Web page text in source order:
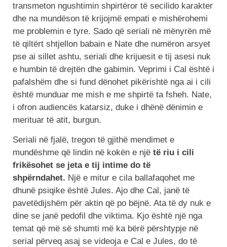
transmeton ngushtimin shpirtëror të secilido karakter
dhe na mundëson të krijojmë empati e mishërohemi
me problemin e tyre. Sado që seriali në mënyrën më
të qiltërt shtjellon babain e Nate dhe numëron arsyet
pse ai sillet ashtu, seriali dhe krijuesit e tij asesi nuk
e humbin të drejtën dhe gabimin. Veprimi i Cal është i
pafalshëm dhe si fund dënohet pikërishtë nga ai i cili
është munduar me mish e me shpirtë ta fsheh. Nate,
i ofron audiencës katarsiz, duke i dhënë dënimin e
merituar të atit, burgun.
Seriali në fjalë, tregon të gjithë mendimet e
mundëshme që lindin në kokën e një të riu i cili
frikësohet se jeta e tij intime do të
shpërndahet. Një e mitur e cila ballafaqohet me
dhunë psiqike është Jules. Ajo dhe Cal, janë të
pavetëdijshëm për aktin që po bëjnë. Ata të dy nuk e
dine se janë pedofil dhe viktima. Kjo është një nga
temat që më së shumti më ka bërë përshtypje në
serial përveq asaj se videoja e Cal e Jules, do të